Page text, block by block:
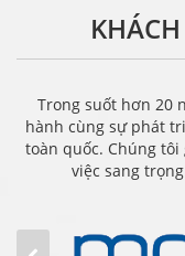
Trong suốt hơn 20
hành cùng sự phát
toàn quốc. Chúng
việc sang